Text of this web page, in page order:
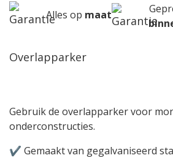
Alles op maat
Overlapparker
Gebruik de overlapparker voor
onderconstructies.
✔️ Gemaakt van gegalvaniseerd